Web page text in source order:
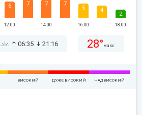
6
12:00
7 7
14:00
7
5
16:00
4
2
18:00
06:35 21:16 28° макс.
ВИСОКИЙ ДУЖЕ ВИСОКИЙ НАДВИСОКИЙ